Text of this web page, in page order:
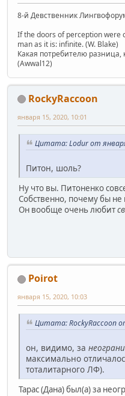
8-й Девственник
If the doors of perception were
man as it is: infinite. (W. Blake)
Какая потребителю разница,
(Awwal12)
RockyRaccoon
января 15, 2020, 10:01
Цитата: Lodur от
Питон, шоль?
Ну что вы. Питоненко
Собственно, почему бы не
Он вообще очень любит
Poirot
января 15, 2020, 10:03
Цитата: RockyRaccoon
он, видимо, за
максимально
тоталитарного ЛФ).
Тарас (Дана) был(а) за